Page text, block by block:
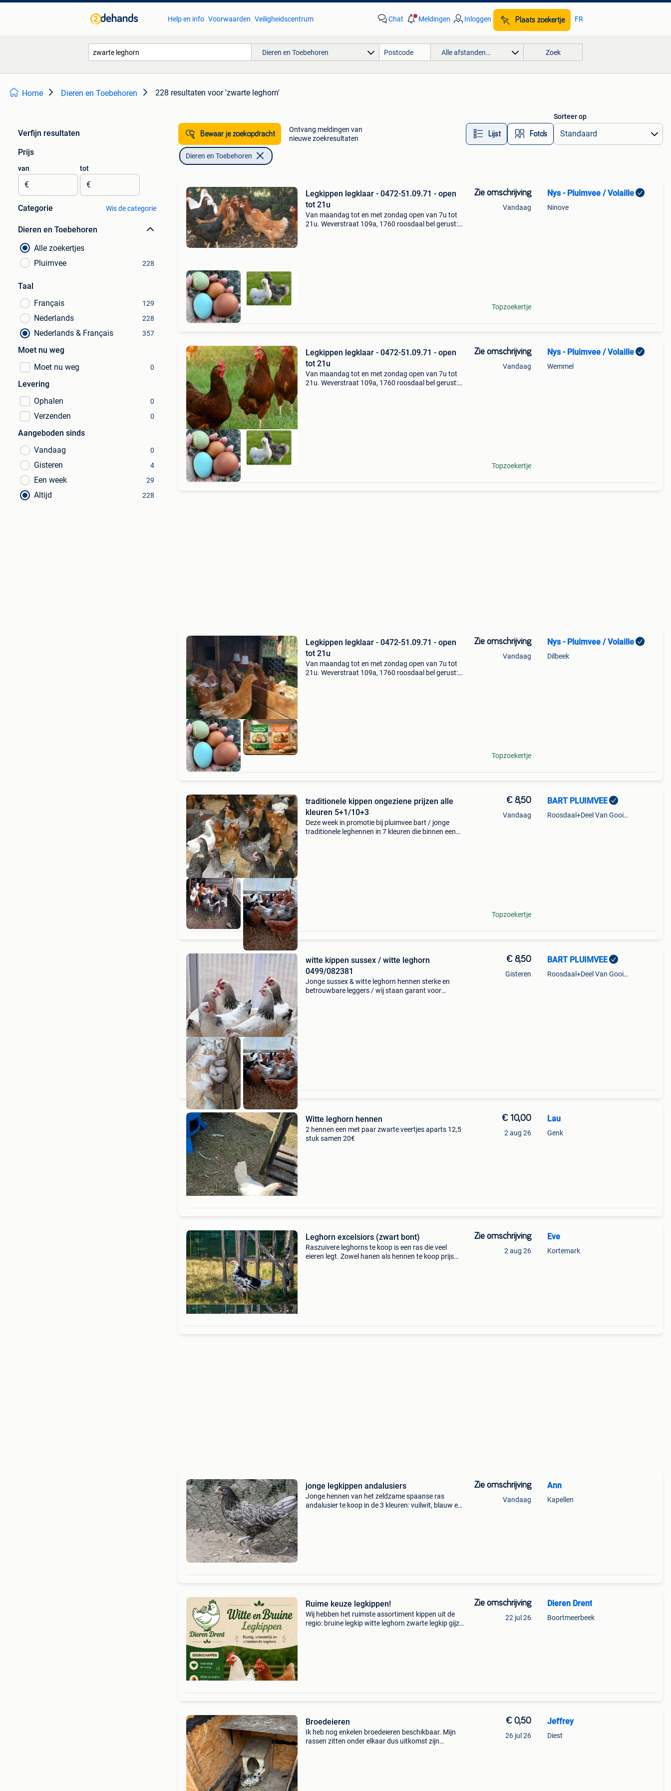
Help en info Voorwaarden Veiligheidscentrum Chat Meldingen Inloggen Plaats zoekertje FR
Dieren en Toebehoren Alle afstanden… Zoek
Home Dieren en Toebehoren 228 resultaten voor 'zwarte leghorn'
Verfijn resultaten
Prijs
van
€
tot
€
Categorie Wis de categorie
Dieren en Toebehoren
Alle zoekertjes
Pluimvee
228
Taal
Français
129
Nederlands 228
Nederlands & Français 357
Moet nu weg
Moet nu weg
0
Levering
Ophalen
0
Verzenden 0
Aangeboden sinds
Vandaag
0
Gisteren 4
Een week 29
Altijd 228
Bewaar je zoekopdracht
Ontvang meldingen van
nieuwe zoekresultaten
Lijst Foto’s
Sorteer op
Dieren en Toebehoren
Legkippen legklaar - 0472-51.09.71 - open
tot 21u
Van maandag tot en met zondag open van 7u tot
21u. Weverstraat 109a, 1760 roosdaal bel gerust:
Zie omschrijving
Vandaag
Topzoekertje
Nys - Pluimvee / Volaille
Ninove
Legkippen legklaar - 0472-51.09.71 - open
tot 21u
Van maandag tot en met zondag open van 7u tot
21u. Weverstraat 109a, 1760 roosdaal bel gerust:
Zie omschrijving
Vandaag
Topzoekertje
Nys - Pluimvee / Volaille
Wemmel
Legkippen legklaar - 0472-51.09.71 - open
tot 21u
Van maandag tot en met zondag open van 7u tot
21u. Weverstraat 109a, 1760 roosdaal bel gerust:
Zie omschrijving
Vandaag
Topzoekertje
Nys - Pluimvee / Volaille
Dilbeek
traditionele kippen ongeziene prijzen alle
kleuren 5+1/10+3
Deze week in promotie bij pluimvee bart / jonge
traditionele leghennen in 7 kleuren die binnen een
€ 8,50
Vandaag
Topzoekertje
BART PLUIMVEE
Roosdaal+Deel Van Gooik En Sint-Kwintens-Lennik
witte kippen sussex / witte leghorn
0499/082381
Jonge sussex & witte leghorn hennen sterke en
betrouwbare leggers / wij staan garant voor
€ 8,50
Gisteren
BART PLUIMVEE
Roosdaal+Deel Van Gooik En Sint-Kwintens-Lennik
Witte leghorn hennen
2 hennen een met paar zwarte veertjes aparts 12,5
stuk samen 20€
€ 10,00
2 aug 26
Lau
Genk
Leghorn excelsiors (zwart bont)
Raszuivere leghorns te koop is een ras die veel
eieren legt. Zowel hanen als hennen te koop prijs
Zie omschrijving
2 aug 26
Eve
Kortemark
jonge legkippen andalusiers
Jonge hennen van het zeldzame spaanse ras
andalusier te koop in de 3 kleuren: vuilwit, blauw en
Zie omschrijving
Vandaag
Ann
Kapellen
Ruime keuze legkippen!
Wij hebben het ruimste assortiment kippen uit de
regio: bruine legkip witte leghorn zwarte legkip gijze
Zie omschrijving
22 jul 26
Dieren Drent
Boortmeerbeek
Broedeieren
Ik heb nog enkelen broedeieren beschikbaar. Mijn
rassen zitten onder elkaar dus uitkomst zijn
€ 0,50
26 jul 26
Jeffrey
Diest